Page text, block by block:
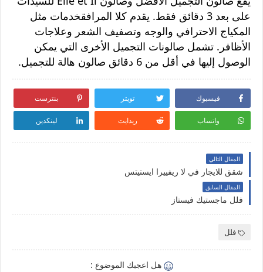
على بعد 3 دقائق فقط. يقدم كلا المرافقخدمات مثل
المكياج الاحترافي والوجه وتصفيف الشعر وعلاجات
الأظافر. تشمل صالونات التجميل الأخرى التي يمكن
الوصول إليها في أقل من 6 دقائق صالون هالة للتجميل.
فيسبوك تويتر بنترست
واتساب ريدايت لينكدين
المقال التالي
شقق للايجار في لا ريفييرا ايستيتس
المقال السابق
فلل ماجستيك فيستاز
فلل
هل اعجبك الموضوع :